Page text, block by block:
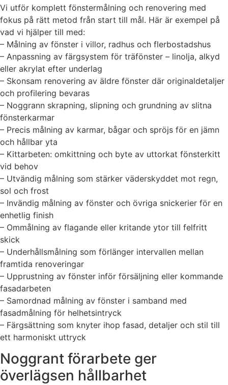
Vi utför komplett fönstermålning och renovering med
fokus på rätt metod från start till mål. Här är exempel på
vad vi hjälper till med:
– Målning av fönster i villor, radhus och flerbostadshus
– Anpassning av färgsystem för träfönster – linolja, alkyd
eller akrylat efter underlag
– Skonsam renovering av äldre fönster där originaldetaljer
och profilering bevaras
– Noggrann skrapning, slipning och grundning av slitna
fönsterkarmar
– Precis målning av karmar, bågar och spröjs för en jämn
och hållbar yta
– Kittarbeten: omkittning och byte av uttorkat fönsterkitt
vid behov
– Utvändig målning som stärker väderskyddet mot regn,
sol och frost
– Invändig målning av fönster och övriga snickerier för en
enhetlig finish
– Ommålning av flagande eller kritande ytor till felfritt
skick
– Underhållsmålning som förlänger intervallen mellan
framtida renoveringar
– Upprustning av fönster inför försäljning eller kommande
fasadarbeten
– Samordnad målning av fönster i samband med
fasadmålning för helhetsintryck
– Färgsättning som knyter ihop fasad, detaljer och stil till
ett harmoniskt uttryck
Noggrant förarbete ger
överlägsen hållbarhet